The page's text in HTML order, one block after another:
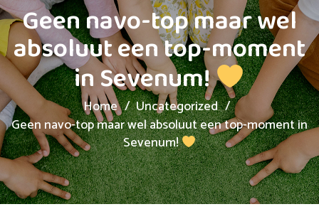
Geen navo-top maar wel
absoluut een top-moment
in Sevenum!
Home
Uncategorized
Geen navo-top maar wel absoluut een top-moment in
Sevenum!